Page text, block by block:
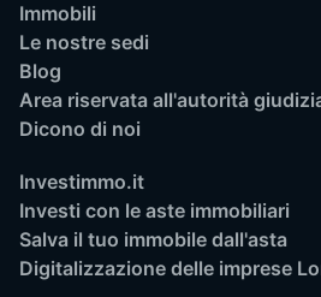
Immobili
Le nostre sedi
Blog
Area riservata all'autorità
Dicono di noi
Investimmo.it
Investi con le aste immobiliari
Salva il tuo immobile dall'asta
Digitalizzazione delle imprese